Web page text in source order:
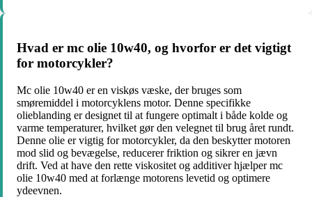
Hvad er mc olie 10w40, og hvorfor er det vigtigt
for motorcykler?
Mc olie 10w40 er en viskøs væske, der bruges som
smøremiddel i motorcyklens motor. Denne specifikke
olieblanding er designet til at fungere optimalt i både kolde og
varme temperaturer, hvilket gør den velegnet til brug året rundt.
Denne olie er vigtig for motorcykler, da den beskytter motoren
mod slid og bevægelse, reducerer friktion og sikrer en jævn
drift. Ved at have den rette viskositet og additiver hjælper mc
olie 10w40 med at forlænge motorens levetid og optimere
ydeevnen.